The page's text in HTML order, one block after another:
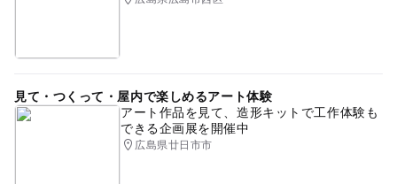
見て・つくって・屋内で楽しめるアート体験
アート作品を見て、造形キットで工作体験も
できる企画展を開催中
広島県廿日市市